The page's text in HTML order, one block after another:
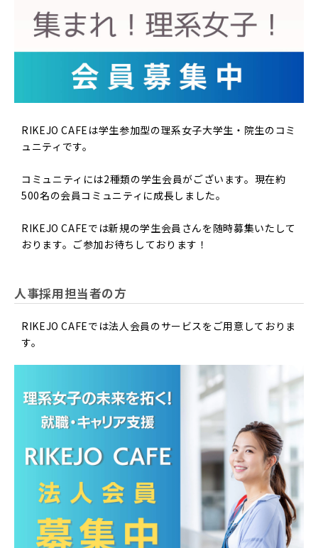
RIKEJO CAFEは学生参加型の理系女子大学生・院生のコミ
ュニティです。
コミュニティには2種類の学生会員がございます。現在約
500名の会員コミュニティに成長しました。
RIKEJO CAFEでは新規の学生会員さんを随時募集いたして
おります。ご参加お待ちしております！
人事採用担当者の方
RIKEJO CAFEでは法人会員のサービスをご用意しておりま
す。